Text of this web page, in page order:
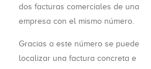
dos facturas comerciales de una
empresa con el mismo número.
Gracias a este número se puede
localizar una factura concreta e